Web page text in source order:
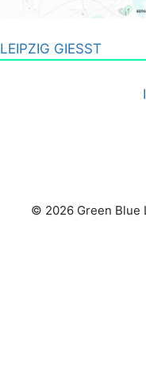
LEIPZIG GIESST
© 2026 Green Blue